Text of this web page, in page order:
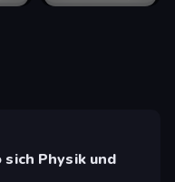
Physik und